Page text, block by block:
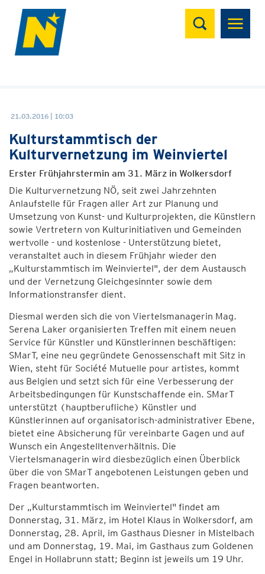
Suchen
21.03.2016 | 10:03
Kulturstammtisch der
Kulturvernetzung im Weinviertel
Erster Frühjahrstermin am 31. März in Wolkersdorf
Die Kulturvernetzung NÖ, seit zwei Jahrzehnten
Anlaufstelle für Fragen aller Art zur Planung und
Umsetzung von Kunst- und Kulturprojekten, die Künstlern
sowie Vertretern von Kulturinitiativen und Gemeinden
wertvolle - und kostenlose - Unterstützung bietet,
veranstaltet auch in diesem Frühjahr wieder den
„Kulturstammtisch im Weinviertel", der dem Austausch
und der Vernetzung Gleichgesinnter sowie dem
Informationstransfer dient.
Diesmal werden sich die von Viertelsmanagerin Mag.
Serena Laker organisierten Treffen mit einem neuen
Service für Künstler und Künstlerinnen beschäftigen:
SMarT, eine neu gegründete Genossenschaft mit Sitz in
Wien, steht für Société Mutuelle pour artistes, kommt
aus Belgien und setzt sich für eine Verbesserung der
Arbeitsbedingungen für Kunstschaffende ein. SMarT
unterstützt (hauptberufliche) Künstler und
Künstlerinnen auf organisatorisch-administrativer Ebene,
bietet eine Absicherung für vereinbarte Gagen und auf
Wunsch ein Angestelltenverhältnis. Die
Viertelsmanagerin wird diesbezüglich einen Überblick
über die von SMarT angebotenen Leistungen geben und
Fragen beantworten.
Der „Kulturstammtisch im Weinviertel" findet am
Donnerstag, 31. März, im Hotel Klaus in Wolkersdorf, am
Donnerstag, 28. April, im Gasthaus Diesner in Mistelbach
und am Donnerstag, 19. Mai, im Gasthaus zum Goldenen
Engel in Hollabrunn statt; Beginn ist jeweils um 19 Uhr.